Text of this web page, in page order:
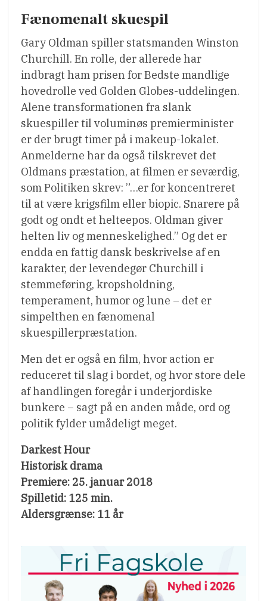
Fænomenalt skuespil
Gary Oldman spiller statsmanden Winston
Churchill. En rolle, der allerede har
indbragt ham prisen for Bedste mandlige
hovedrolle ved Golden Globes-uddelingen.
Alene transformationen fra slank
skuespiller til voluminøs premierminister
er der brugt timer på i makeup-lokalet.
Anmelderne har da også tilskrevet det
Oldmans præstation, at filmen er seværdig,
som Politiken skrev: ”…er for koncentreret
til at være krigsfilm eller biopic. Snarere på
godt og ondt et helteepos. Oldman giver
helten liv og menneskelighed.” Og det er
endda en fattig dansk beskrivelse af en
karakter, der levendegør Churchill i
stemmeføring, kropsholdning,
temperament, humor og lune – det er
simpelthen en fænomenal
skuespillerpræstation.
Men det er også en film, hvor action er
reduceret til slag i bordet, og hvor store dele
af handlingen foregår i underjordiske
bunkere – sagt på en anden måde, ord og
politik fylder umådeligt meget.
Darkest Hour
Historisk drama
Premiere: 25. januar 2018
Spilletid: 125 min.
Aldersgrænse: 11 år